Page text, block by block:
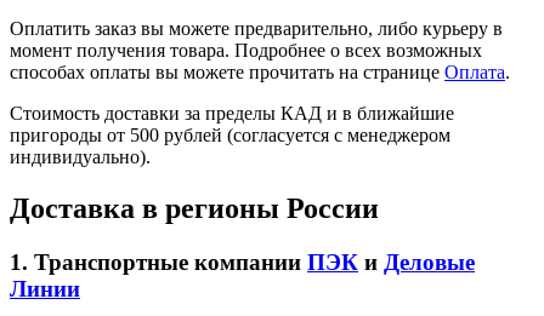
Оплатить заказ вы можете предварительно, либо курьеру в
момент получения товара. Подробнее о всех возможных
способах оплаты вы можете прочитать на странице Оплата.
Стоимость доставки за пределы КАД и в ближайшие
пригороды от 500 рублей (согласуется с менеджером
индивидуально).
Доставка в регионы России
1. Транспортные компании ПЭК и Деловые
Линии